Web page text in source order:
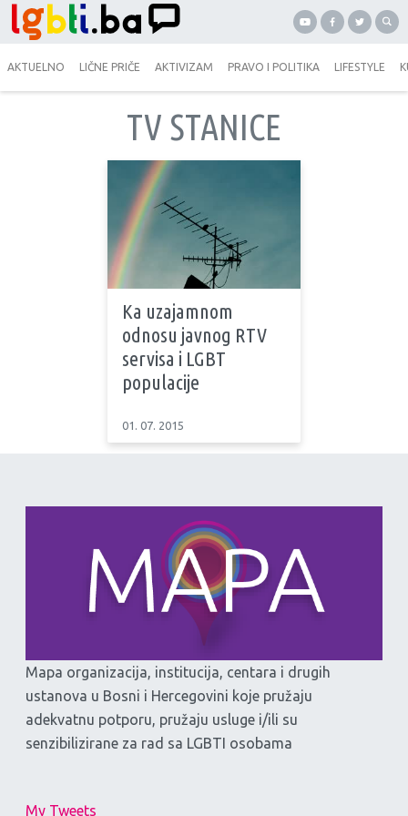
AKTUELNO LIČNE PRIČE AKTIVIZAM PRAVO I POLITIKA LIFESTYLE
TV STANICE
Ka uzajamnom
odnosu javnog RTV
servisa i LGBT
populacije
01. 07. 2015
Mapa organizacija, institucija, centara i drugih
ustanova u Bosni i Hercegovini koje pružaju
adekvatnu potporu, pružaju usluge i/ili su
senzibilizirane za rad sa LGBTI osobama
My Tweets